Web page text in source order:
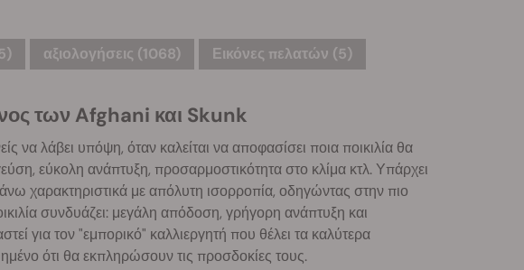
αξιολογήσεις (1068) Εικόνες πελατών (5)
των Afghani και Skunk
να λάβει υπόψη, όταν καλείται να αποφασίσει ποια ποικιλία θα
εύκολη ανάπτυξη, προσαρμοστικότητα στο κλίμα κτλ. Υπάρχει
χαρακτηριστικά με απόλυτη ισορροπία, οδηγώντας στην πιο
συνδυάζει: μεγάλη απόδοση, γρήγορη ανάπτυξη και
για τον "εμπορικό" καλλιεργητή που θέλει τα καλύτερα
ότι θα εκπληρώσουν τις προσδοκίες τους.